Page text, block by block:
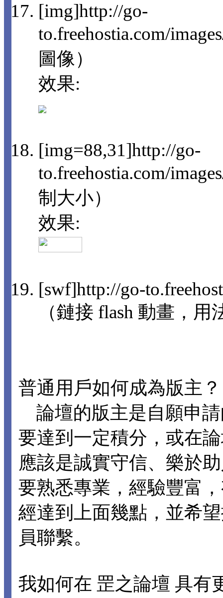
[img]http://go-
to.freehostia.com/
圖像）
效果:
[img=88,31]http://go-
to.freehostia.com/
制大小）
效果:
[swf]http://go-
（鏈接 flash 動畫，
普通用戶如何成為版主？
論壇的版主是自願申
要達到一定積分，或在
應該是誠實守信、樂於
要熟悉專業，經驗豐富
經達到上面幾點，並希
員聯繫。
我如何在 罡之論壇 具有